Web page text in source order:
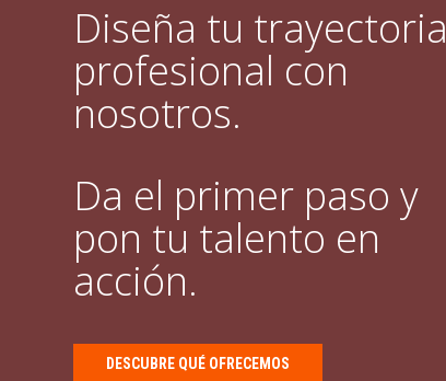
Diseña tu trayectoria
profesional con
nosotros.
Da el primer paso y
pon tu talento en
acción.
DESCUBRE QUÉ OFRECEMOS